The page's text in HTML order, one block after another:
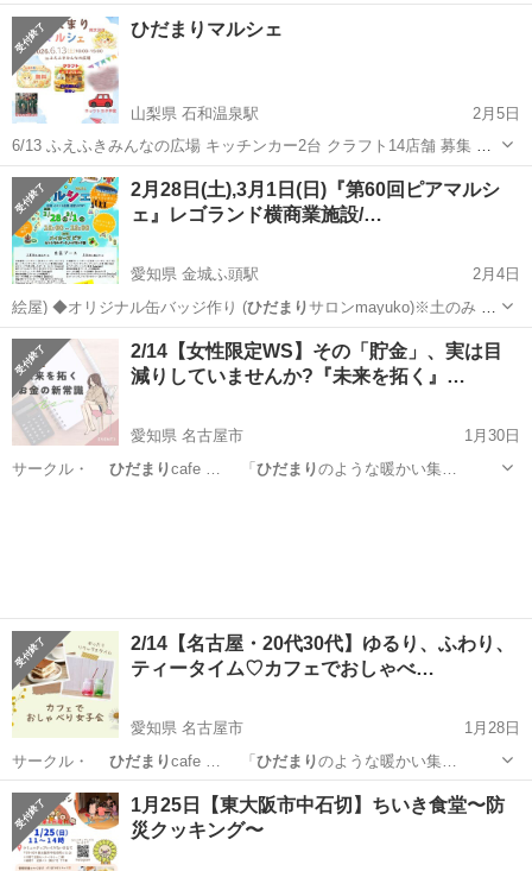
愛知 名古屋市 ワークショップ
ひだまりマルシェ
山梨県 石和温泉駅
2月5日
6/13 ふえふきみんなの広場 キッチンカー2台 クラフト14店舗 募集 出
店料 キッチンカー 3000円 クラフト2500円 ご応募お待ちしておりま
す。
山梨 笛吹市 石和温泉駅 地域/お祭り ひだまり
2月28日(土),3月1日(日)『第60回ピアマルシ
ェ』レゴランド横商業施設/…
愛知県 金城ふ頭駅
2月4日
絵屋) ◆オリジナル缶バッジ作り (ひだまりサロンmayuko)※土のみ ◇
あみ…
愛知 金城ふ頭駅 ワークショップ
ピアマルシェ
2/14【女性限定WS】その「貯金」、実は目
減りしていませんか?『未来を拓く』…
愛知県 名古屋市
1月30日
サークル・ ひだまり cafe … 「ひだまりのような暖かい集…
2/14【名古屋・20代30代】ゆるり、ふわり、
ティータイム♡カフェでおしゃべ…
愛知県 名古屋市
1月28日
サークル・ ひだまり cafe … 「ひだまりのような暖かい集…
愛知 名古屋市 その他 女子会
1月25日【東大阪市中石切】ちいき食堂〜防
災クッキング〜